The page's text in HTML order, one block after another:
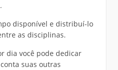
disponível e distribuí-lo
as disciplinas.
dia você pode dedicar
suas outras